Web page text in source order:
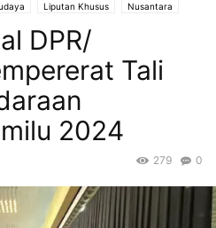
Liputan Khusus Nusantara
DPR/
Tali
2024
0
279